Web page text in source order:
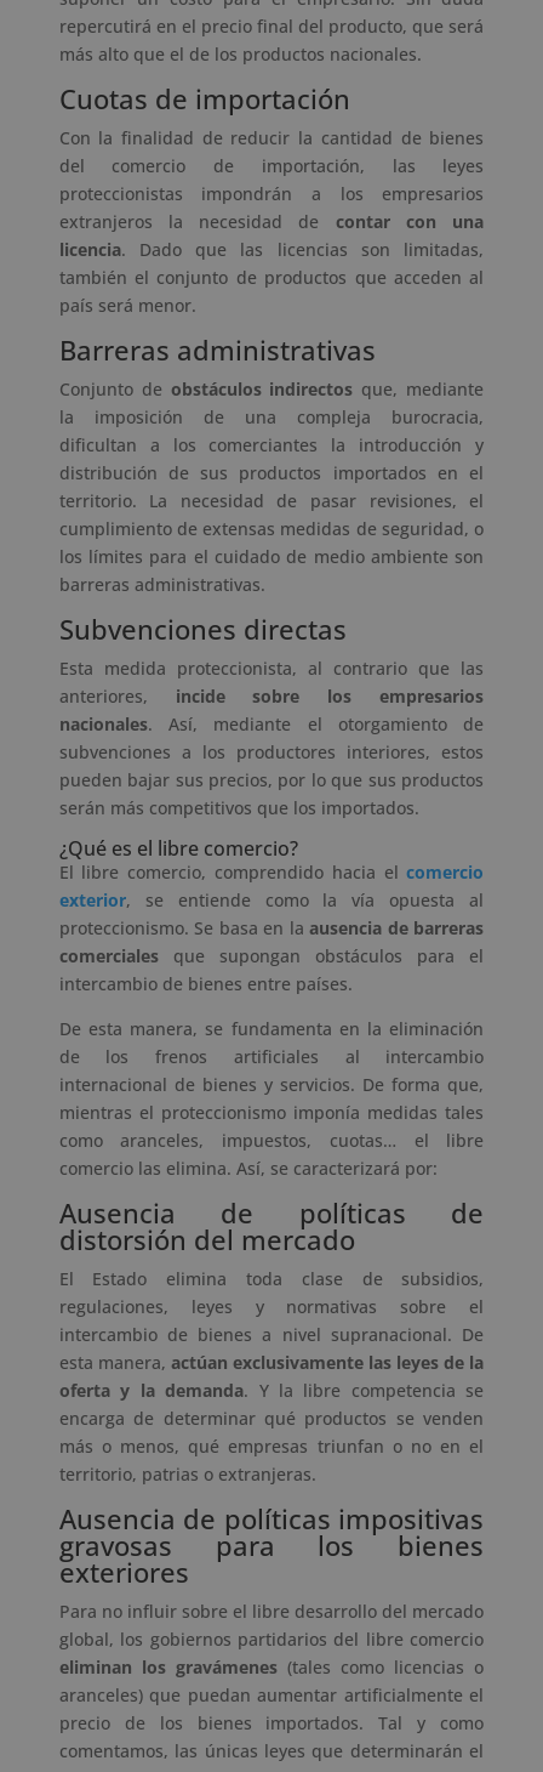
repercutirá en el precio final del producto, que será
más alto que el de los productos nacionales.
Cuotas de importación
Con la finalidad de reducir la cantidad de bienes
del comercio de importación, las leyes
proteccionistas impondrán a los empresarios
extranjeros la necesidad de contar con una
licencia. Dado que las licencias son limitadas,
también el conjunto de productos que acceden al
país será menor.
Barreras administrativas
Conjunto de obstáculos indirectos que, mediante
la imposición de una compleja burocracia,
dificultan a los comerciantes la introducción y
distribución de sus productos importados en el
territorio. La necesidad de pasar revisiones, el
cumplimiento de extensas medidas de seguridad, o
los límites para el cuidado de medio ambiente son
barreras administrativas.
Subvenciones directas
Esta medida proteccionista, al contrario que las
anteriores, incide sobre los empresarios
nacionales. Así, mediante el otorgamiento de
subvenciones a los productores interiores, estos
pueden bajar sus precios, por lo que sus productos
serán más competitivos que los importados.
¿Qué es el libre comercio?
El libre comercio, comprendido hacia elcomercio
exterior, se entiende como la vía opuesta al
proteccionismo. Se basa en laausencia de barreras
comercialesque supongan obstáculos para el
intercambio de bienes entre países.
De esta manera, se fundamenta en la eliminación
de los frenos artificiales al intercambio
internacional de bienes y servicios. De forma que,
mientras el proteccionismo imponía medidas tales
como aranceles, impuestos, cuotas… el libre
comercio las elimina. Así, se caracterizará por:
Ausencia de políticas de
distorsión del mercado
El Estado elimina toda clase de subsidios,
regulaciones, leyes y normativas sobre el
intercambio de bienes a nivel supranacional. De
esta manera, actúan exclusivamente las leyes de la
oferta y la demanda. Y la libre competencia se
encarga de determinar qué productos se venden
más o menos, qué empresas triunfan o no en el
territorio, patrias o extranjeras.
Ausencia de políticas impositivas
gravosas para los bienes
exteriores
Para no influir sobre el libre desarrollo del mercado
global, los gobiernos partidarios del libre comercio
eliminan los gravámenes(tales como licencias o
aranceles) que puedan aumentar artificialmente el
precio de los bienes importados. Tal y como
comentamos, las únicas leyes que determinarán el